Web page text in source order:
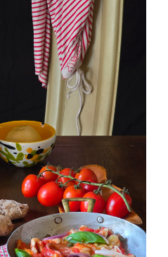
ALLA PIZZAIOLA